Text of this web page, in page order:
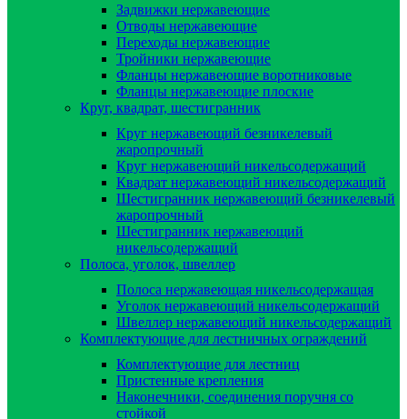
Задвижки нержавеющие
Отводы нержавеющие
Переходы нержавеющие
Тройники нержавеющие
Фланцы нержавеющие воротниковые
Фланцы нержавеющие плоские
Круг, квадрат, шестигранник
Круг нержавеющий безникелевый
жаропрочный
Круг нержавеющий никельсодержащий
Квадрат нержавеющий никельсодержащий
Шестигранник нержавеющий безникелевый
жаропрочный
Шестигранник нержавеющий
никельсодержащий
Полоса, уголок, швеллер
Полоса нержавеющая никельсодержащая
Уголок нержавеющий никельсодержащий
Швеллер нержавеющий никельсодержащий
Комплектующие для лестничных ограждений
Комплектующие для лестниц
Пристенные крепления
Наконечники, соединения поручня со
стойкой